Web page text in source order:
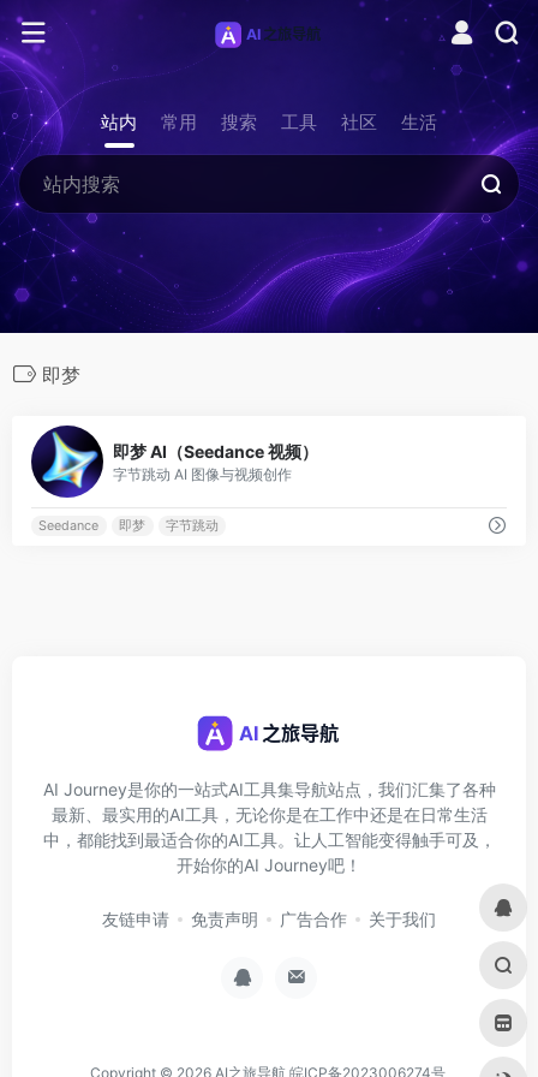
站内 常用 搜索 工具 社区 生活
即梦
即梦 AI（Seedance 视频）
字节跳动 AI 图像与视频创作
Seedance 即梦 字节跳动
AI Journey是你的一站式AI工具集导航站点，我们汇集了各种
最新、最实用的AI工具，无论你是在工作中还是在日常生活
中，都能找到最适合你的AI工具。让人工智能变得触手可及，
开始你的AI Journey吧！
友链申请 免责声明 广告合作 关于我们
Copyright © 2026 AI之旅导航 皖ICP备2023006274号